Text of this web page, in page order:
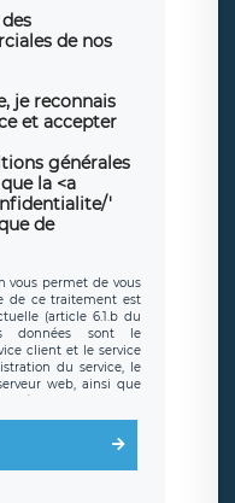
de nos
je reconnais
et accepter
générales
la <a
'
de
vous permet de vous
de ce traitement est
(article 6.1.b du
données sont le
client et le service
du service, le
web, ainsi que
Le formulaire
hébergé par
clauses de
données collectées
en sollicite la